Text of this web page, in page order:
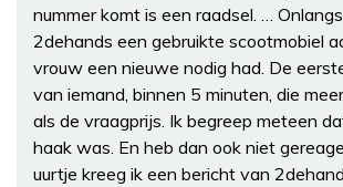
nummer komt is een raadsel. …
2dehands een gebruikte scootmobiel
vrouw een nieuwe nodig had. De
van iemand, binnen 5 minuten, die
als de vraagprijs. Ik begreep meteen
haak was. En heb dan ook niet
uurtje kreeg ik een bericht van